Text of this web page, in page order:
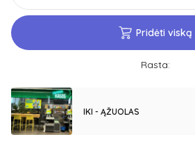
Pridėti viską
Rasta:
IKI - ĄŽUOLAS